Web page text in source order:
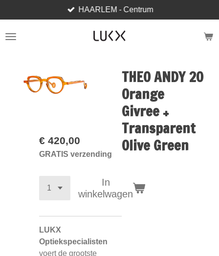
direct
naar
HAARLEM - Centrum
THEO ANDY 20
Orange
Givree +
Transparent
Olive Green
€ 420,00
GRATIS verzending
In
winkelwagen
LUKX
Optiekspecialisten
voert de grootste